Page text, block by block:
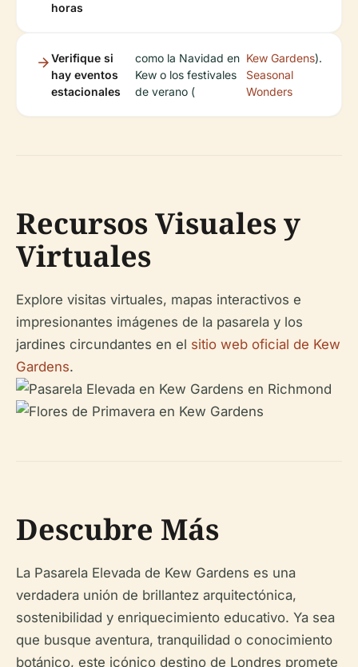
horas
Verifique si
hay eventos
estacionales
como la Navidad en
Kew o los festivales
de verano (
Kew Gardens
Seasonal
Wonders
).
Recursos Visuales y
Virtuales
Explore visitas virtuales, mapas interactivos e
impresionantes imágenes de la pasarela y los
jardines circundantes en el sitio web oficial de Kew
Gardens.
Descubre Más
La Pasarela Elevada de Kew Gardens es una
verdadera unión de brillantez arquitectónica,
sostenibilidad y enriquecimiento educativo. Ya sea
que busque aventura, tranquilidad o conocimiento
botánico, este icónico destino de Londres promete